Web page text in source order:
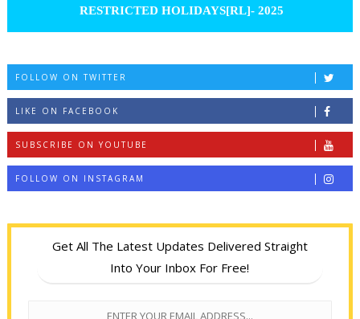
RESTRICTED HOLIDAYS[RL]- 2025
FOLLOW ON TWITTER
LIKE ON FACEBOOK
SUBSCRIBE ON YOUTUBE
FOLLOW ON INSTAGRAM
Get All The Latest Updates Delivered Straight
Into Your Inbox For Free!